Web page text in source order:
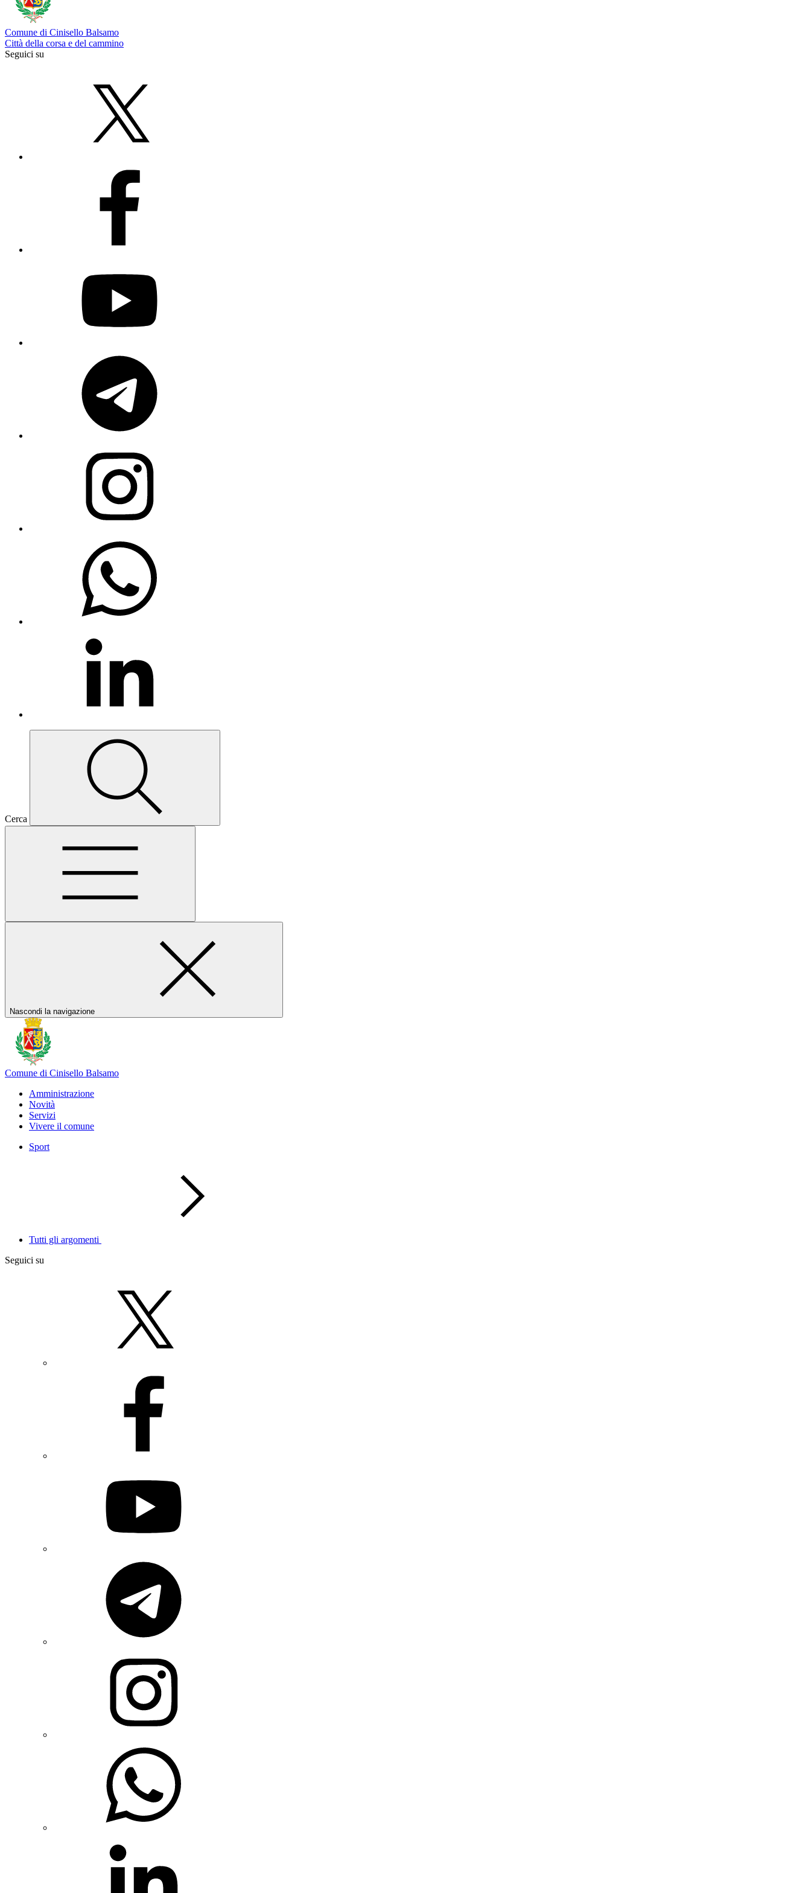
Comune di Cinisello Balsamo
Città della corsa e del cammino
Seguici su
Cerca
Nascondi la navigazione
Comune di Cinisello Balsamo
Amministrazione
Novità
Servizi
Vivere il comune
Sport
Tutti gli argomenti
Seguici su